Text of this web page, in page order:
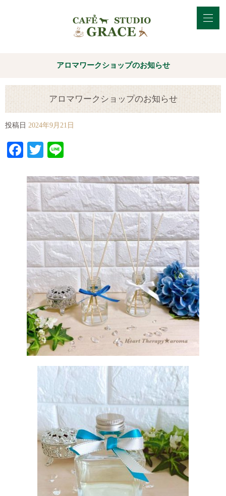
アロマワークショップのお知らせ
アロマワークショップのお知らせ
投稿日 2024年9月21日
Facebook
Twitter